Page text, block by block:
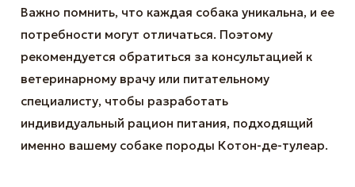
Важно помнить, что каждая собака уникальна, и ее
потребности могут отличаться. Поэтому
рекомендуется обратиться за консультацией к
ветеринарному врачу или питательному
специалисту, чтобы разработать
индивидуальный рацион питания, подходящий
именно вашему собаке породы Котон-де-тулеар.